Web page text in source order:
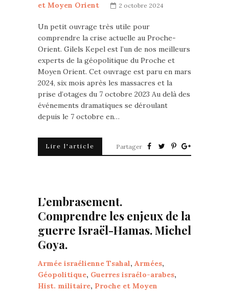
et Moyen Orient
2 octobre 2024
Un petit ouvrage très utile pour
comprendre la crise actuelle au Proche-
Orient. Gilels Kepel est l’un de nos meilleurs
experts de la géopolitique du Proche et
Moyen Orient. Cet ouvrage est paru en mars
2024, six mois après les massacres et la
prise d’otages du 7 octobre 2023 Au delà des
événements dramatiques se déroulant
depuis le 7 octobre en…
Lire l'article Partager
L’embrasement.
Comprendre les enjeux de la
guerre Israël-Hamas. Michel
Goya.
Armée israélienne Tsahal, Armées,
Géopolitique, Guerres israélo-arabes,
Hist. militaire, Proche et Moyen